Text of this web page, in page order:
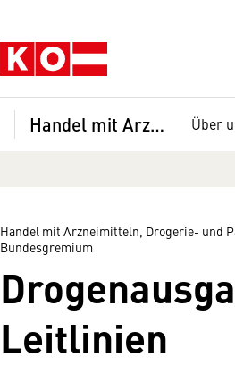
Handel mit Arzneimitteln, Drogerie- und Parfümeriewaren sowie Chemikalien und Farben, Bundesgremium Über
Handel mit Arzneimitteln, Drogerie- und
Bundesgremium
Leitlinien